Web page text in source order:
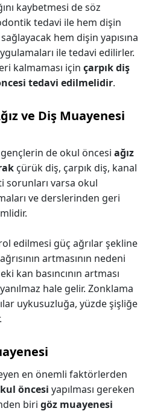
kaybetmesi de söz
tedavi ile hem dişin
hem dişin yapısına
ile tedavi edilirler.
kalmaması için çarpık diş
tedavi edilmelidir.
ve Diş Muayenesi
de okul öncesi ağız
çürük diş, çarpık diş, kanal
sorunları varsa okul
ve derslerinden geri
edilmesi güç ağrılar şekline
artmasının nedeni
kan basıncının artması
hale gelir. Zonklama
uykusuzluğa, yüzde şişliğe
en önemli faktörlerden
öncesi yapılması gereken
biri göz muayenesi